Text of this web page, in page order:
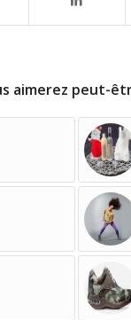
aimerez peut-